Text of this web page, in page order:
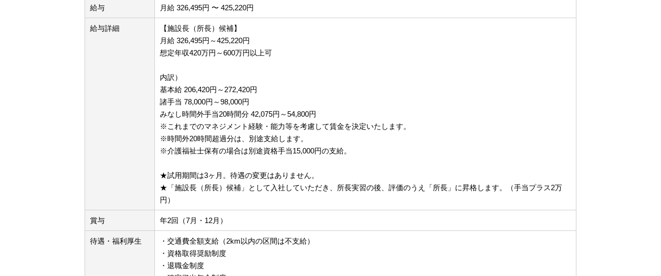
給与 月給 326,495円 〜 425,220円
給与詳細
【施設長（所長）候補】
月給 326,495円～425,220円
想定年収420万円～600万円以上可
内訳）
基本給 206,420円～272,420円
諸手当 78,000円～98,000円
みなし時間外手当20時間分 42,075円～54,800円
※これまでのマネジメント経験・能力等を考慮して賃金を決定いたします。
※時間外20時間超過分は、別途支給します。
※介護福祉士保有の場合は別途資格手当15,000円の支給。
★試用期間は3ヶ月。待遇の変更はありません。
★「施設長（所長）候補」として入社していただき、所長実習の後、評価のうえ「所長」に昇格します。（手当プラス2万
円）
賞与 年2回（7月・12月）
待遇・福利厚生
・交通費全額支給（2km以内の区間は不支給）
・資格取得奨励制度
・退職金制度